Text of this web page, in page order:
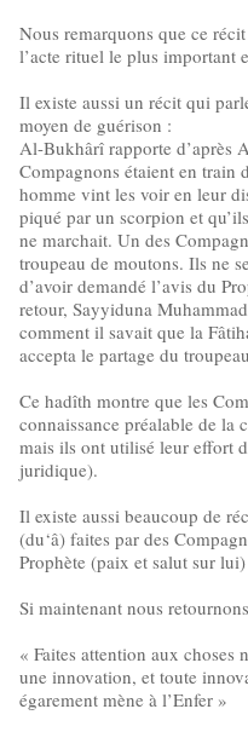
Nous remarquons que ce
l’acte rituel le plus important
Il existe aussi un récit qui
moyen de guérison :
Al-Bukhârî rapporte d’après
Compagnons étaient en train
homme vint les voir en leur
piqué par un scorpion et
ne marchait. Un des
troupeau de moutons. Ils ne
d’avoir demandé l’avis du
retour, Sayyiduna
comment il savait que la
accepta le partage du
Ce hadîth montre que les
connaissance préalable de la
mais ils ont utilisé leur effort
juridique).
Il existe aussi beaucoup de
(du‘â) faites par des
Prophète (paix et salut sur
Si maintenant nous
« Faites attention aux choses
une innovation, et toute
égarement mène à l’Enfer »